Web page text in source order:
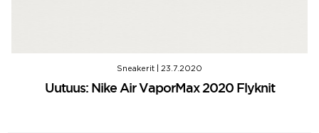
Sneakerit 23.7.2020
Uutuus: Nike Air VaporMax 2020 Flyknit